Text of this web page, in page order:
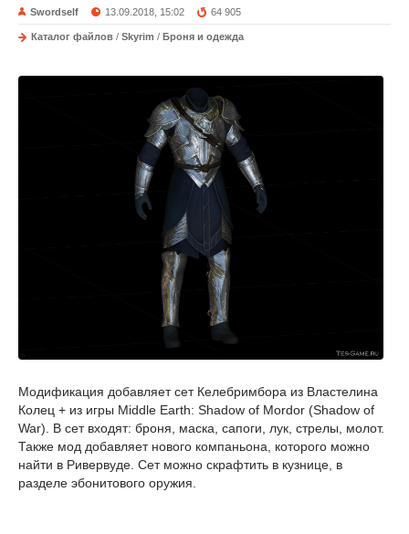
Swordself 13.09.2018, 15:02 64 905
Каталог файлов / Skyrim / Броня и одежда
Модификация добавляет сет Келебримбора из Властелина
Колец + из игры Middle Earth: Shadow of Mordor (Shadow of
War). В сет входят: броня, маска, сапоги, лук, стрелы, молот.
Также мод добавляет нового компаньона, которого можно
найти в Ривервуде. Сет можно скрафтить в кузнице, в
разделе эбонитового оружия.